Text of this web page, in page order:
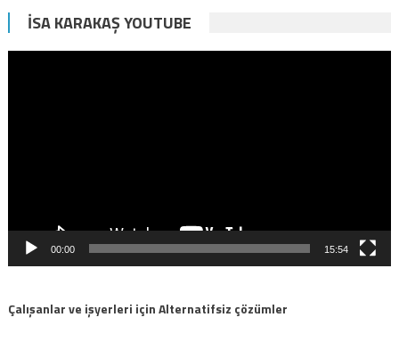
İSA KARAKAŞ YOUTUBE
00:00 15:54
Çalışanlar ve işyerleri için Alternatifsiz çözümler